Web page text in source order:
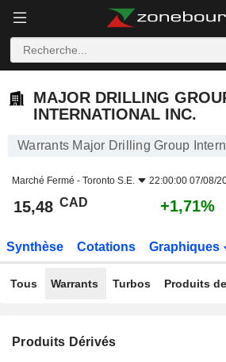
MAJOR DRILLING
INTERNATIONAL INC.
Warrants Major Drilling Group
Marché Fermé - Toronto S.E. 22:00:00 07/08/
15,48 CAD +1,71%
Synthèse Cotations Graphiques
Tous Warrants Turbos Produits
Produits Dérivés